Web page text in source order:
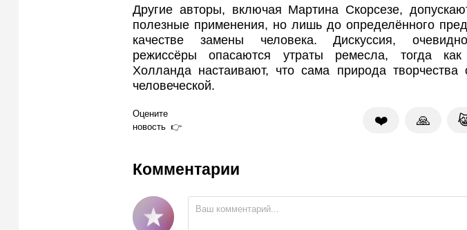
Другие авторы, включая Мартина Скорсезе,
полезные применения, но лишь до определённого
качестве замены человека. Дискуссия,
режиссёры опасаются утраты ремесла, тогда
Холланда настаивают, что сама природа творчества
человеческой.
Оцените
новость
❤️ 🙏
Комментарии